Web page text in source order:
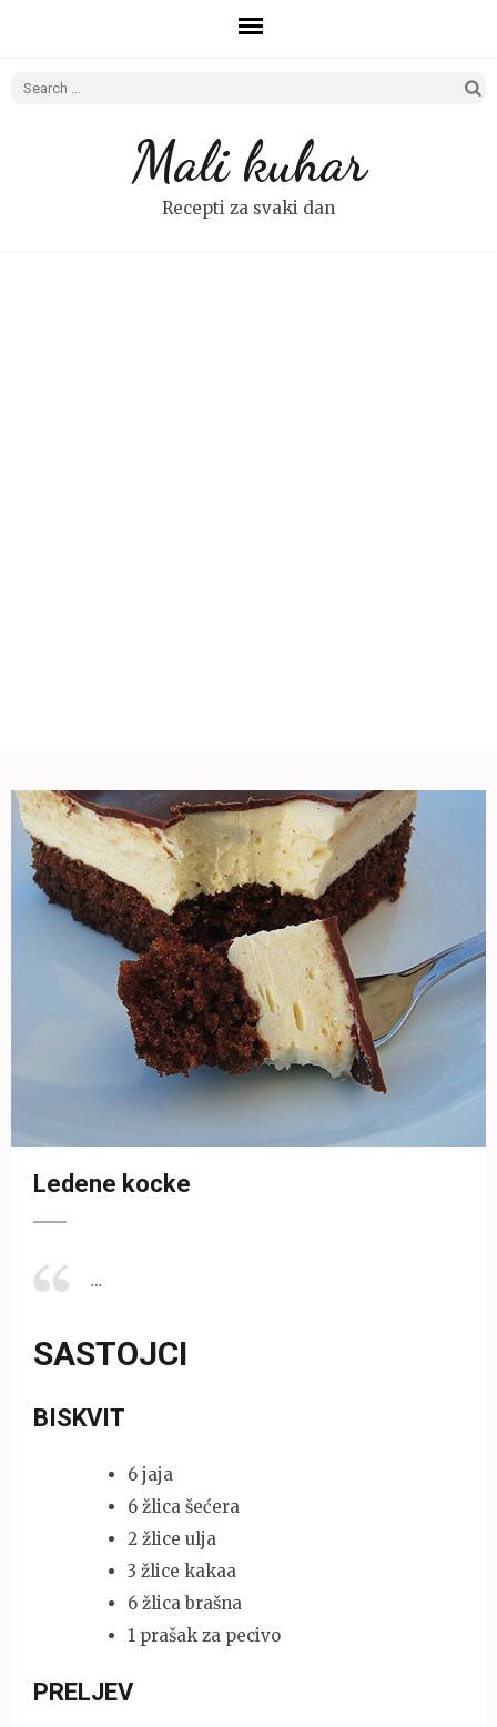
Search
Mali kuhar
Recepti za svaki dan
Ledene kocke
…
SASTOJCI
BISKVIT
6 jaja
6 žlica šećera
2 žlice ulja
3 žlice kakaa
6 žlica brašna
1 prašak za pecivo
PRELJEV